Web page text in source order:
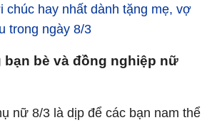
chúc hay nhất dành tặng mẹ, vợ
trong ngày 8/3
bạn bè và đồng nghiệp nữ
nữ 8/3 là dịp để các bạn nam thể